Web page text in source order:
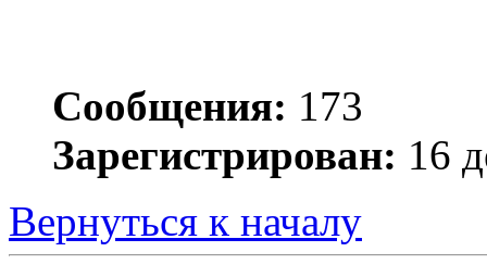
Сообщения: 173
Зарегистрирован: 16
Вернуться к началу